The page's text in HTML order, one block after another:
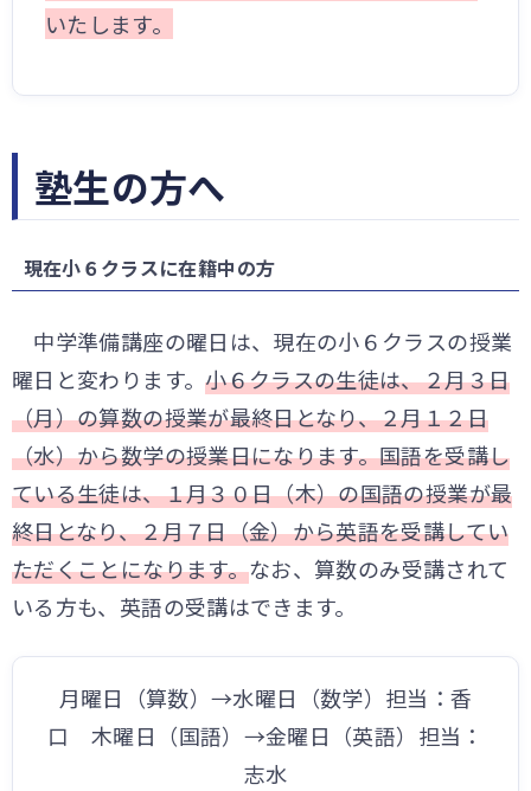
いたします。
塾生の方へ
現在小６クラスに在籍中の方
中学準備講座の曜日は、現在の小６クラスの授業
曜日と変わります。小６クラスの生徒は、２月３日
（月）の算数の授業が最終日となり、２月１２日
（水）から数学の授業日になります。国語を受講し
ている生徒は、１月３０日（木）の国語の授業が最
終日となり、２月７日（金）から英語を受講してい
ただくことになります。なお、算数のみ受講されて
いる方も、英語の受講はできます。
月曜日（算数）→水曜日（数学）担当：香
口 木曜日（国語）→金曜日（英語）担当：
志水